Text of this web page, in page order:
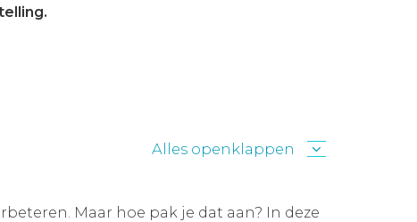
Alles openklappen
Maar hoe pak je dat aan? In deze